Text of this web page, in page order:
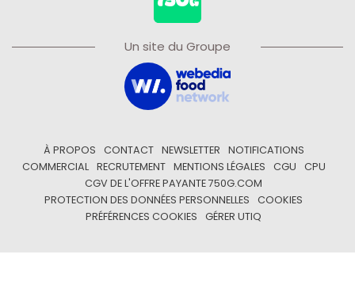
Un site du Groupe
À PROPOS CONTACT NEWSLETTER
NOTIFICATIONS
COMMERCIAL
RECRUTEMENT MENTIONS LÉGALES CGU
CPU
CGV DE L'OFFRE PAYANTE 750G.COM
PROTECTION DES DONNÉES PERSONNELLES
COOKIES
PRÉFÉRENCES COOKIES
GÉRER UTIQ